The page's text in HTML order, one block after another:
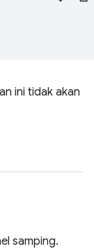
ini tidak akan
samping.